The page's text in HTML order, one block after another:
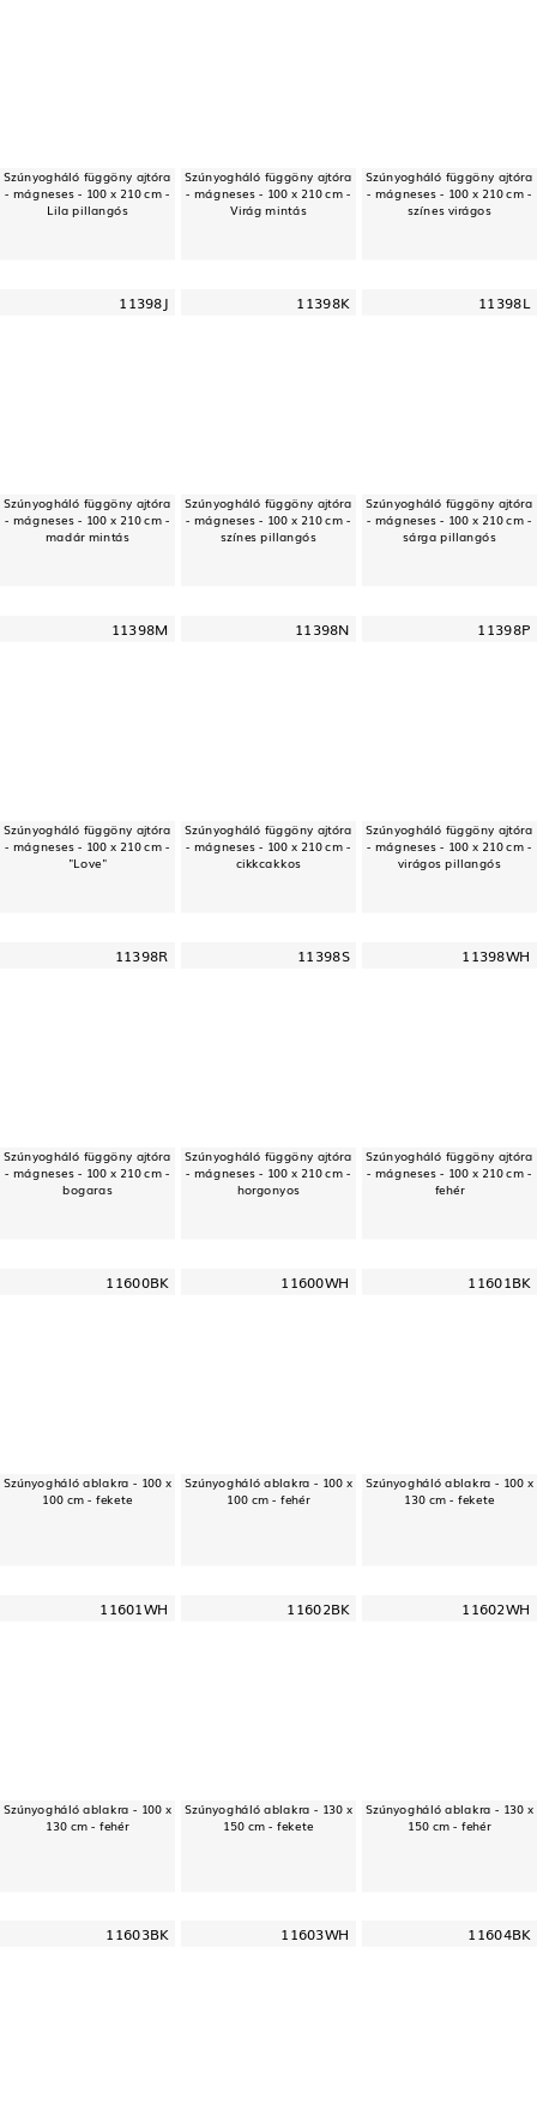
Szúnyogháló függöny ajtóra
- mágneses - 100 x 210 cm -
Lila pillangós
Szúnyogháló függöny ajtóra
- mágneses - 100 x 210 cm -
Virág mintás
Szúnyogháló függöny ajtóra
- mágneses - 100 x 210 cm -
színes virágos
11398J
Szúnyogháló függöny ajtóra
- mágneses - 100 x 210 cm -
madár mintás
11398K
Szúnyogháló függöny ajtóra
- mágneses - 100 x 210 cm -
színes pillangós
11398L
Szúnyogháló függöny ajtóra
- mágneses - 100 x 210 cm -
sárga pillangós
11398M
Szúnyogháló függöny ajtóra
- mágneses - 100 x 210 cm -
"Love"
11398N
Szúnyogháló függöny ajtóra
- mágneses - 100 x 210 cm -
cikkcakkos
11398P
Szúnyogháló függöny ajtóra
- mágneses - 100 x 210 cm -
virágos pillangós
11398R
Szúnyogháló függöny ajtóra
- mágneses - 100 x 210 cm -
bogaras
11398S
Szúnyogháló függöny ajtóra
- mágneses - 100 x 210 cm -
horgonyos
11398WH
Szúnyogháló függöny ajtóra
- mágneses - 100 x 210 cm -
fehér
11600BK
Szúnyogháló ablakra - 100 x
100 cm - fekete
11600WH
Szúnyogháló ablakra - 100 x
100 cm - fehér
11601BK
Szúnyogháló ablakra - 100 x
130 cm - fekete
11601WH
Szúnyogháló ablakra - 100 x
130 cm - fehér
11602BK
Szúnyogháló ablakra - 130 x
150 cm - fekete
11602WH
Szúnyogháló ablakra - 130 x
150 cm - fehér
11603BK 11603WH 11604BK